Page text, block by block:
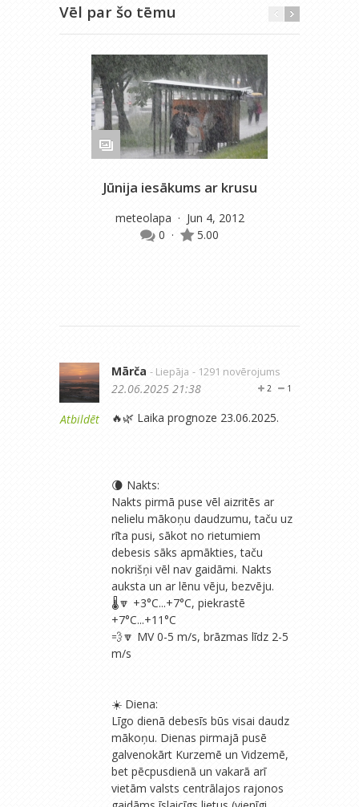
Vēl par šo tēmu
Jūnija iesākums ar krusu
meteolapa · Jun 4, 2012
0 · 5.00
Atbildēt
Mārča - Liepāja - 1291 novērojums
1
2
22.06.2025 21:38
🔥🌿 Laika prognoze 23.06.2025.
🌘 Nakts:
Nakts pirmā puse vēl aizritēs ar
nelielu mākoņu daudzumu, taču uz
rīta pusi, sākot no rietumiem
debesis sāks apmākties, taču
nokrišņi vēl nav gaidāmi. Nakts
auksta un ar lēnu vēju, bezvēju.
🌡🔽 +3°C...+7°C, piekrastē
+7°C...+11°C
💨🔽 MV 0-5 m/s, brāzmas līdz 2-5
m/s
☀️ Diena:
Līgo dienā debesīs būs visai daudz
mākoņu. Dienas pirmajā pusē
galvenokārt Kurzemē un Vidzemē,
bet pēcpusdienā un vakarā arī
vietām valsts centrālajos rajonos